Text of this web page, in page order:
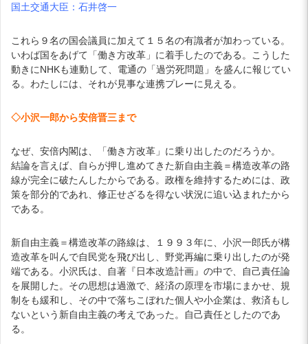
国土交通大臣：石井啓一
これら９名の国会議員に加えて１５名の有識者が加わっている。
いわば国をあげて「働き方改革」に着手したのである。こうした
動きにNHKも連動して、電通の「過労死問題」を盛んに報じてい
る。わたしには、それが見事な連携プレーに見える。
◇小沢一郎から安倍晋三まで
なぜ、安倍内閣は、「働き方改革」に乗り出したのだろうか。
結論を言えば、自らが押し進めてきた新自由主義＝構造改革の路
線が完全に破たんしたからである。政権を維持するためには、政
策を部分的であれ、修正せざるを得ない状況に追い込まれたから
である。
新自由主義＝構造改革の路線は、１９９３年に、小沢一郎氏が構
造改革を叫んで自民党を飛び出し、野党再編に乗り出したのが発
端である。小沢氏は、自著『日本改造計画』の中で、自己責任論
を展開した。その思想は過激で、経済の原理を市場にまかせ、規
制をも緩和し、その中で落ちこぼれた個人や小企業は、救済もし
ないという新自由主義の考えであった。自己責任としたのであ
る。